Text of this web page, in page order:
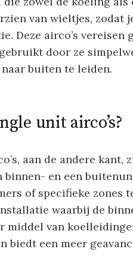
van wieltjes, zodat
Deze airco’s
door ze
buiten te leiden.
unit airco’s?
aan de andere
binnen- en een
of specifieke zones
waarbij de
middel van
biedt een meer